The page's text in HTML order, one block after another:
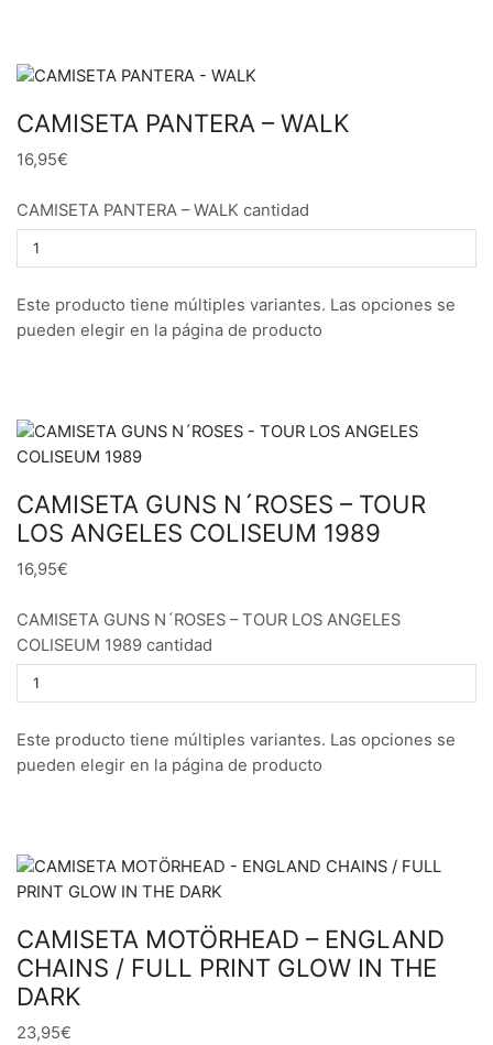
CAMISETA PANTERA – WALK
16,95€
CAMISETA PANTERA – WALK cantidad
Este producto tiene múltiples variantes. Las opciones se
pueden elegir en la página de producto
CAMISETA GUNS N´ROSES – TOUR
LOS ANGELES COLISEUM 1989
16,95€
CAMISETA GUNS N´ROSES – TOUR LOS ANGELES
COLISEUM 1989 cantidad
Este producto tiene múltiples variantes. Las opciones se
pueden elegir en la página de producto
CAMISETA MOTÖRHEAD – ENGLAND
CHAINS / FULL PRINT GLOW IN THE
DARK
23,95€